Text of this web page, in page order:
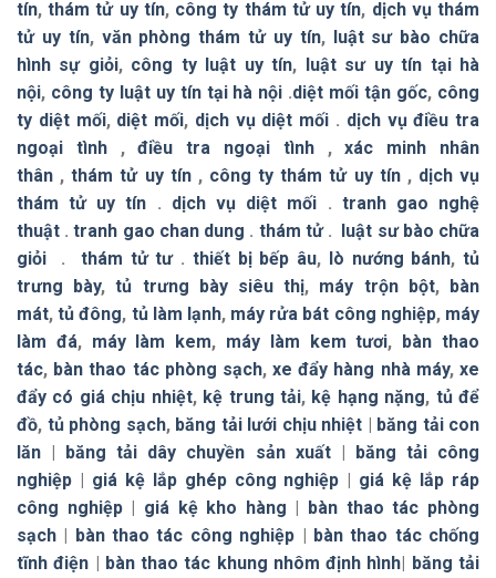
tín,thám tử uy tín, công ty thám tử uy tín, dịch vụ thám
tử uy tín, văn phòng thám tử uy tín, luật sư bào chữa
hình sự giỏi, công ty luật uy tín, luật sư uy tín tại hà
nội, công ty luật uy tín tại hà nội .diệt mối tận gốc, công
ty diệt mối, diệt mối, dịch vụ diệt mối . dịch vụ điều tra
ngoại tình,điều tra ngoại tình,xác minh nhân
thân ,thám tử uy tín, công ty thám tử uy tín, dịch vụ
thám tử uy tín . dịch vụ diệt mối . tranh gao nghệ
thuật .tranh gao chan dung . thám tử. luật sư bào chữa
giỏi . thám tử tư. thiết bị bếp âu, lò nướng bánh,tủ
trưng bày,tủ trưng bày siêu thị, máy trộn bột, bàn
mát,tủ đông, tủ làm lạnh, máy rửa bát công nghiệp, máy
làm đá, máy làm kem, máy làm kem tươi, bàn thao
tác, bàn thao tác phòng sạch,xe đẩy hàng nhà máy,xe
đẩy có giá chịu nhiệt, kệ trung tải, kệ hạng nặng, tủ để
đồ, tủ phòng sạch, băng tải lưới chịu nhiệt | băng tải con
lăn | băng tải dây chuyền sản xuất| băng tải công
nghiệp | giá kệ lắp ghép công nghiệp | giá kệ lắp ráp
công nghiệp| giá kệ kho hàng | bàn thao tác phòng
sạch | bàn thao tác công nghiệp | bàn thao tác chống
tĩnh điện | bàn thao tác khung nhôm định hình| băng tải